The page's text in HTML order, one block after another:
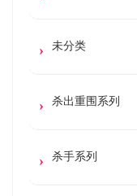
未分类
杀出重围系列
杀手系列